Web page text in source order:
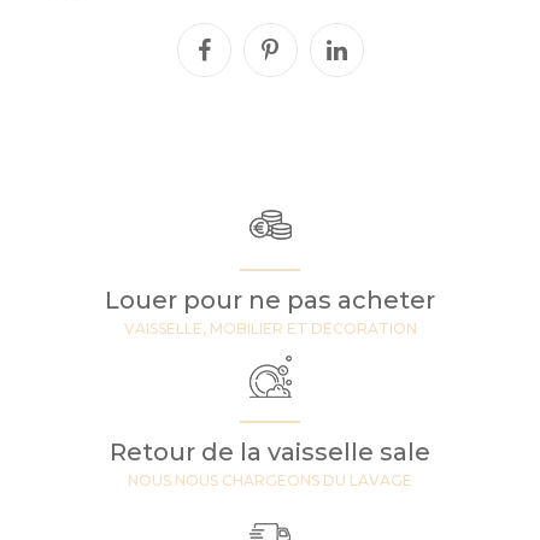
Louer pour ne pas acheter
VAISSELLE, MOBILIER ET DECORATION
Retour de la vaisselle sale
NOUS NOUS CHARGEONS DU LAVAGE